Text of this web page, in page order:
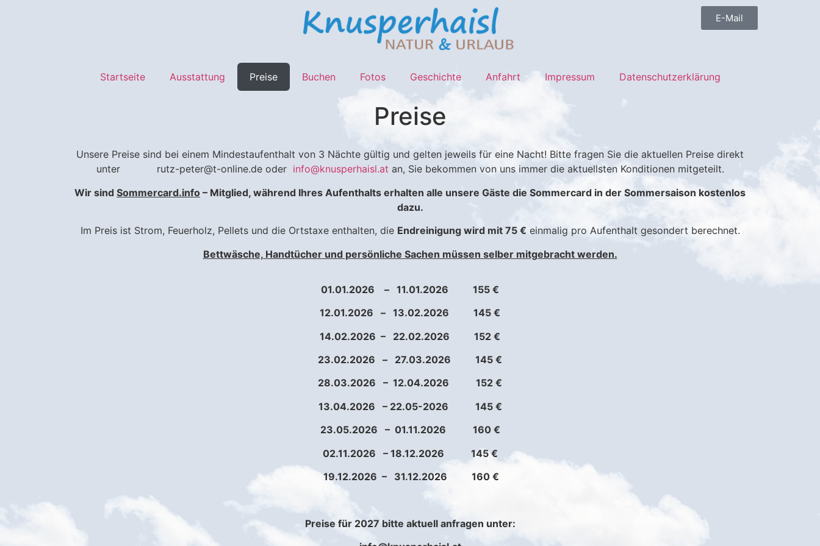
E-Mail
Startseite Ausstattung Preise Buchen Fotos Geschichte Anfahrt Impressum Datenschutzerklärung
Preise
Unsere Preise sind bei einem Mindestaufenthalt von 3 Nächte gültig und gelten jeweils für eine Nacht! Bitte fragen Sie die aktuellen Preise direkt
unter rutz-peter@t-online.de oder info@knusperhaisl.at an, Sie bekommen von uns immer die aktuellsten Konditionen mitgeteilt.
Wir sind Sommercard.info – Mitglied, während Ihres Aufenthalts erhalten alle unsere Gäste die Sommercard in der Sommersaison kostenlos
dazu.
Im Preis ist Strom, Feuerholz, Pellets und die Ortstaxe enthalten, die Endreinigung wird mit 75 € einmalig pro Aufenthalt gesondert berechnet.
Bettwäsche, Handtücher und persönliche Sachen müssen selber mitgebracht werden.
01.01.2026 – 11.01.2026 155 €
12.01.2026 – 13.02.2026 145 €
14.02.2026 – 22.02.2026 152 €
23.02.2026 – 27.03.2026 145 €
28.03.2026 – 12.04.2026 152 €
13.04.2026 – 22.05-2026 145 €
23.05.2026 – 01.11.2026 160 €
02.11.2026 – 18.12.2026 145 €
19.12.2026 – 31.12.2026 160 €
Preise für 2027 bitte aktuell anfragen unter: